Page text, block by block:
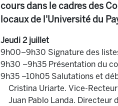
cours dans le cadres des
locaux de l'Université du
Jeudi 2 juillet
9h00–9h30 Signature des
9h30 –9h35 Présentation du
9h35 –10h05 Salutations et
Cristina Uriarte. Vice-
Juan Pablo Landa. Directeur